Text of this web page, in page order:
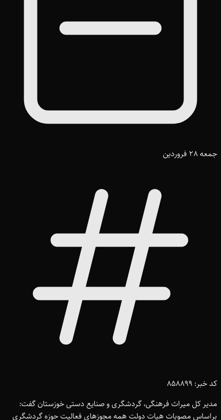
جمعه 28 فروردین
کد خبر: 858899
مدیر کل میراث فرهنگی، گردشگری و صنایع دستی خوزستان گفت:
براساس مصوبات هیات دولت همه مجوز‌های فعالیت حوزه گردشگری